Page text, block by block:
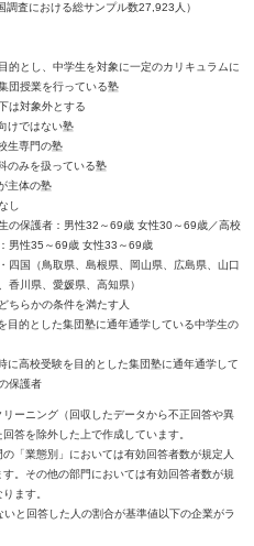
調査における総サンプル数27,923人）
的とし、中学生を対象に一定のカリキュラムに
団授業を行っている塾
は対象外とする
けではない塾
生専門の塾
のみを扱っている塾
主体の塾
し
の保護者：男性32～69歳 女性30～69歳／高校
男性35～69歳 女性33～69歳
四国（鳥取県、島根県、岡山県、広島県、山口
香川県、愛媛県、高知県）
ちらかの条件を満たす人
目的とした集団塾に通年通学している中学生の
に高校受験を目的とした集団塾に通年通学して
保護者
ーニング（回収したデータから不正回答や異
答を除外した上で作成しています。
「業態別」においては有効回答者数が規定人
。その他の部門においては有効回答者数が規
ます。
と回答した人の割合が基準値以下の企業がラ